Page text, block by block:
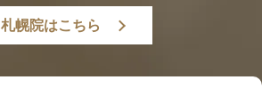
札幌院はこちら